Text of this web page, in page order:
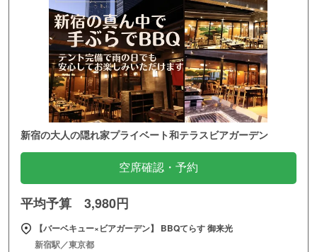
新宿の大人の隠れ家プライベート和テラスビアガーデン
空席確認・予約
平均予算 3,980円
【バーベキュー×ビアガーデン】 BBQてらす 御来光
新宿駅／東京都